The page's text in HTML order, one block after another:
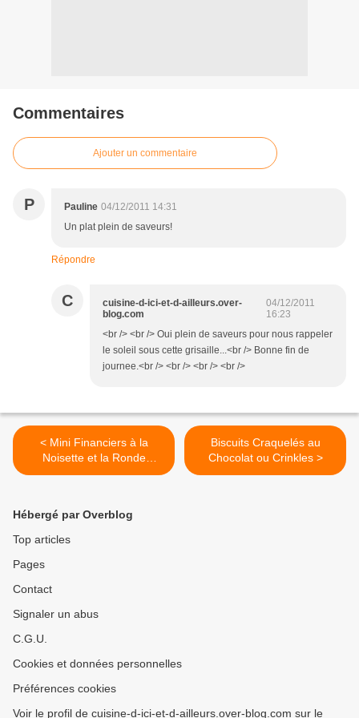
Commentaires
Ajouter un commentaire
P Pauline 04/12/2011 14:31
Un plat plein de saveurs!
Répondre
C
cuisine-d-ici-et-d-ailleurs.over-
blog.com
04/12/2011
16:23
<br /> <br /> Oui plein de saveurs pour nous rappeler
le soleil sous cette grisaille...<br /> Bonne fin de
journee.<br /> <br /> <br /> <br />
< Mini Financiers à la
Noisette et la Ronde
Interblogs #23
Biscuits Craquelés au
Chocolat ou Crinkles >
Hébergé par Overblog
Top articles
Pages
Contact
Signaler un abus
C.G.U.
Cookies et données personnelles
Préférences cookies
Voir le profil de cuisine-d-ici-et-d-ailleurs.over-blog.com sur le